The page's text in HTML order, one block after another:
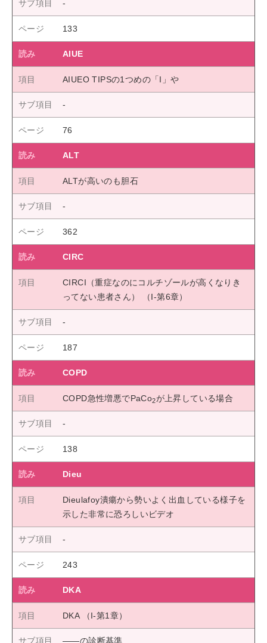
133
AIUE
AIUEO TIPSの1つめの「I」や
76
ALT
ALTが高いのも胆石
362
CIRC
CIRCI（重症なのにコルチゾールが高くなりき
ってない患者さん） （I-第6章）
187
COPD
COPD急性増悪でPaCo2が上昇している場合
138
Dieu
Dieulafoy潰瘍から勢いよく出血している様子を
示した非常に恐ろしいビデオ
243
DKA
DKA （I-第1章）
――の診断基準